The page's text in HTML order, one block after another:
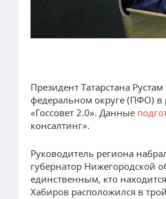
Президент Татарстана
федеральном округе (ПФО) в
«Госсовет 2.0». Данные
консалтинг».
Руководитель региона
губернатор Нижегородской
единственным, кто
Хабиров расположился в